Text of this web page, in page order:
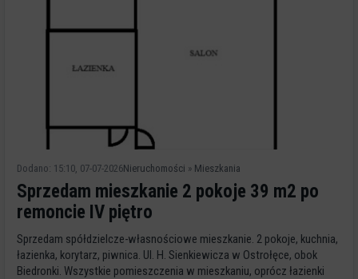
Dodano: 15:10, 07-07-2026Nieruchomości » Mieszkania
Sprzedam mieszkanie 2 pokoje 39 m2 po
remoncie IV piętro
Sprzedam spółdzielcze-własnościowe mieszkanie. 2 pokoje, kuchnia,
łazienka, korytarz, piwnica. Ul. H. Sienkiewicza w Ostrołęce, obok
Biedronki. Wszystkie pomieszczenia w mieszkaniu, oprócz łazienki